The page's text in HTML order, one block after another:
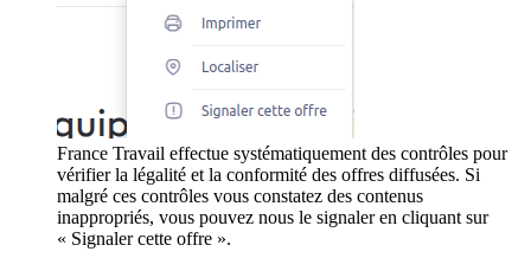
France Travail effectue systématiquement des contrôles pour
vérifier la légalité et la conformité des offres diffusées. Si
malgré ces contrôles vous constatez des contenus
inappropriés, vous pouvez nous le signaler en cliquant sur
« Signaler cette offre ».